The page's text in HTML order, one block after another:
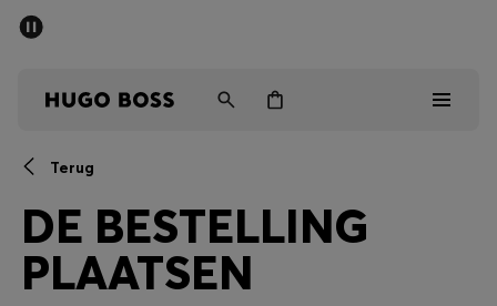
Dames
Kinderen
Terug
DE BESTELLING
PLAATSEN